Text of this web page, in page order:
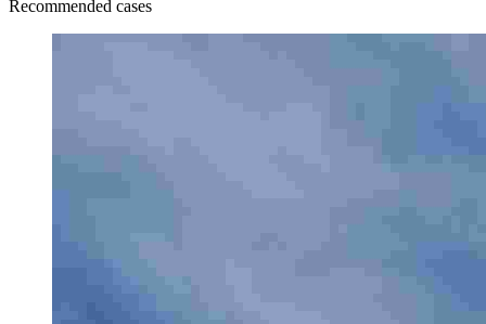
Recommended cases